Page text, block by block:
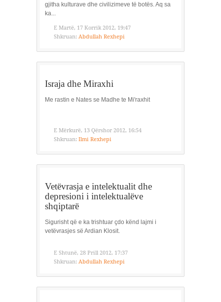
gjitha kulturave dhe civilizimeve të botës. Aq sa
ka...
E Martë, 17 Korrik 2012, 19:47
Shkruan: Abdullah Rexhepi
Israja dhe Miraxhi
Me rastin e Nates se Madhe te Mi'raxhit
E Mërkurë, 13 Qërshor 2012, 16:54
Shkruan: Ilmi Rexhepi
Vetëvrasja e intelektualit dhe
depresioni i intelektualëve
shqiptarë
Sigurisht që e ka trishtuar çdo kënd lajmi i
vetëvrasjes së Ardian Klosit.
E Shtunë, 28 Prill 2012, 17:37
Shkruan: Abdullah Rexhepi